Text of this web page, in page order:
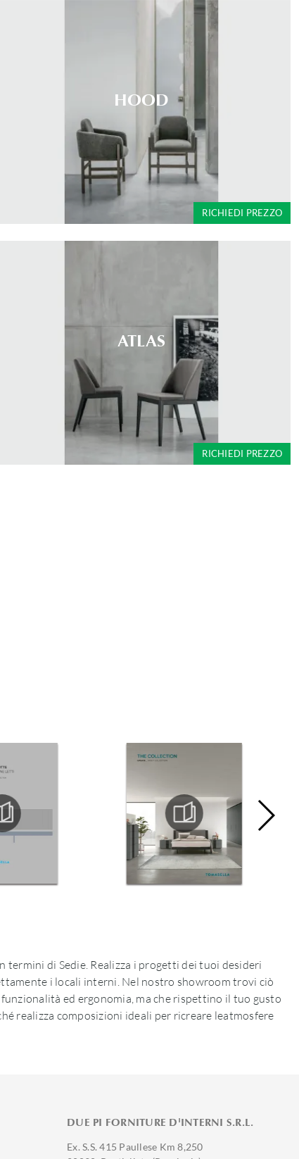
HOOD
RICHIEDI PREZZO
ATLAS
RICHIEDI PREZZO
di Sedie. Realizza i progetti dei tuoi desideri
i locali interni. Nel nostro showroom trovi ciò
ed ergonomia, ma che rispettino il tuo gusto
realizza composizioni ideali per ricreare leatmosfere
DUE PI FORNITURE D'INTERNI S.R.L.
Ex. S.S. 415 Paullese Km 8,250